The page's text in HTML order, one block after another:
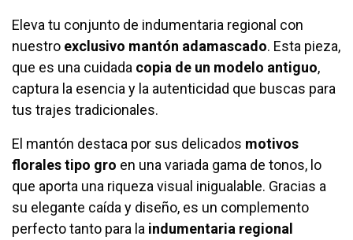
Eleva tu conjunto de indumentaria regional con
nuestro exclusivo mantón adamascado. Esta pieza,
que es una cuidada copia de un modelo antiguo,
captura la esencia y la autenticidad que buscas para
tus trajes tradicionales.
El mantón destaca por sus delicados motivos
florales tipo gro en una variada gama de tonos, lo
que aporta una riqueza visual inigualable. Gracias a
su elegante caída y diseño, es un complemento
perfecto tanto para la indumentaria regional